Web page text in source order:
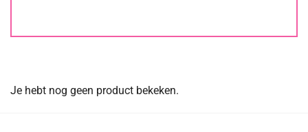
Je hebt nog geen product bekeken.